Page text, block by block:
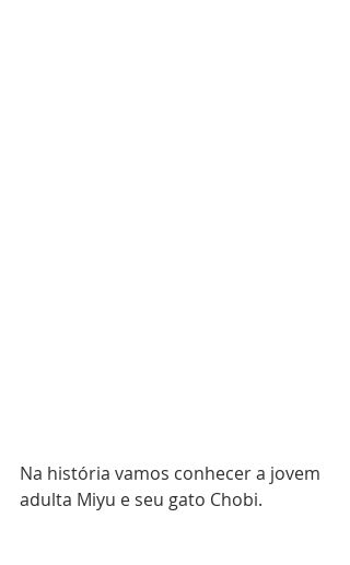
Na história vamos conhecer a jovem
adulta Miyu e seu gato Chobi.